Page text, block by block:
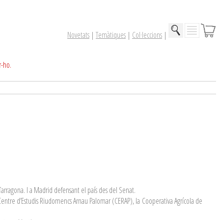
Novetats | Temàtiques | Col·leccions |
ho.
I a Madrid defensant el país des del Senat.
d’Estudis Riudomencs Arnau Palomar (CERAP), la Cooperativa Agrícola de